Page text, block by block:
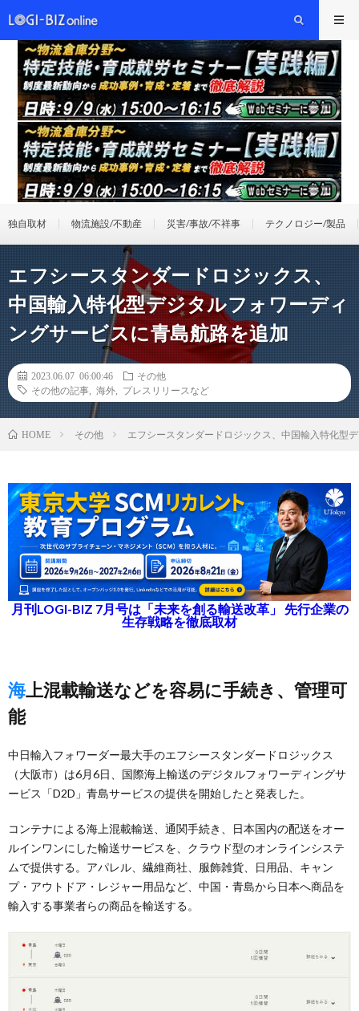
独自取材 物流施設/不動産 災害/事故/不祥事 テクノロジー/製品
エフシースタンダードロジックス、
中国輸入特化型デジタルフォワーディ
ングサービスに青島航路を追加
2023.06.07 06:00:46
その他
その他の記事
海外 プレスリリースなど
HOME その他 エフシースタンダードロジックス、中国輸入特化型
月刊LOGI-BIZ 7月号は「未来を創る輸送改革」 先行企業の
生存戦略を徹底取材
海上混載輸送などを容易に手続き、管理可
能
中日輸入フォワーダー最大手のエフシースタンダードロジックス
（大阪市）は6月6日、国際海上輸送のデジタルフォワーディングサ
ービス「D2D」青島サービスの提供を開始したと発表した。
コンテナによる海上混載輸送、通関手続き、日本国内の配送をオー
ルインワンにした輸送サービスを、クラウド型のオンラインシステ
ムで提供する。アパレル、繊維商社、服飾雑貨、日用品、キャン
プ・アウトドア・レジャー用品など、中国・青島から日本へ商品を
輸入する事業者らの商品を輸送する。